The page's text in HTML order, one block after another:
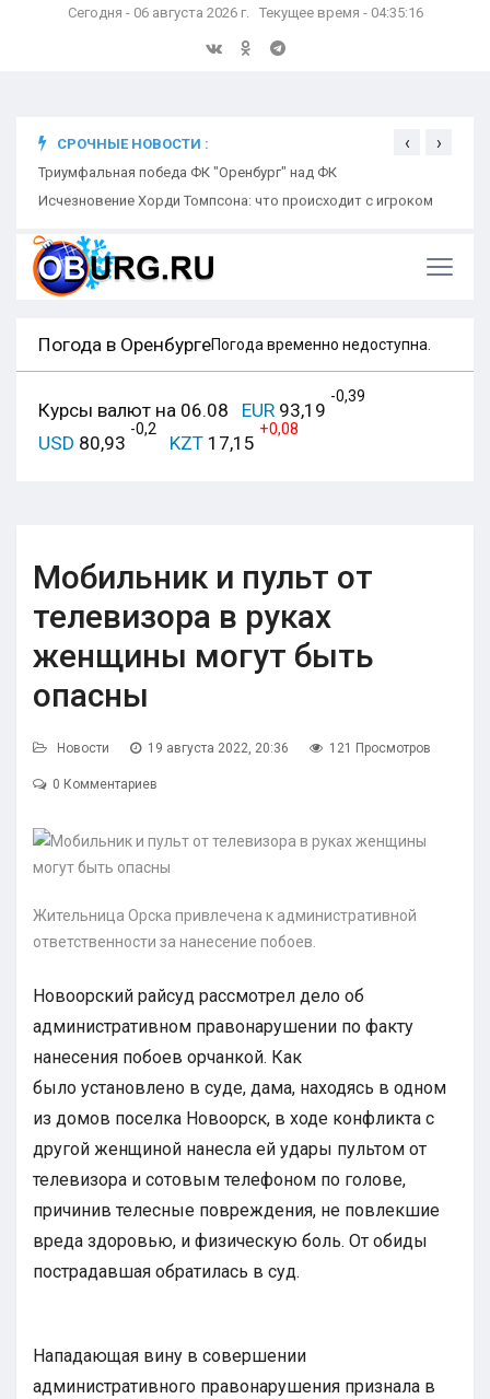
Сегодня - 06 августа 2026 г. Текущее время - 04:35:17
СРОЧНЫЕ НОВОСТИ :
Триумфальная победа ФК "Оренбург" над ФК
‹ ›
Погода в ОренбургеПогода временно недоступна.
Курсы валют на 06.08 EUR 93,19
-0,39
USD 80,93
-0,2
KZT 17,15
+0,08
Мобильник и пульт от
телевизора в руках
женщины могут быть
опасны
Новости 19 августа 2022, 20:36 121 Просмотров
0 Комментариев
Жительница Орска привлечена к административной
ответственности за нанесение побоев.
Новоорский райсуд рассмотрел дело об
административном правонарушении по факту
нанесения побоев орчанкой. Как
было установлено в суде, дама, находясь в одном
из домов поселка Новоорск, в ходе конфликта с
другой женщиной нанесла ей удары пультом от
телевизора и сотовым телефоном по голове,
причинив телесные повреждения, не повлекшие
вреда здоровью, и физическую боль. От обиды
пострадавшая обратилась в суд.
Нападающая вину в совершении
административного правонарушения признала в